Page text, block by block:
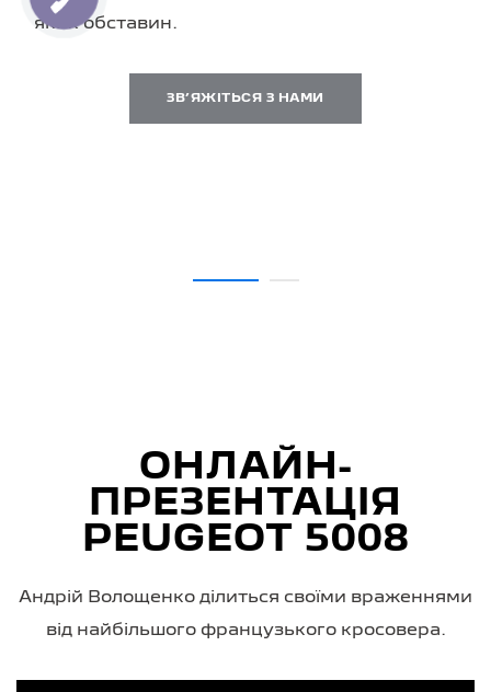
яких обставин.
ЗВʼЯЖІТЬСЯ З НАМИ
ОНЛАЙН-
ПРЕЗЕНТАЦІЯ
PEUGEOT 5008
Андрій Волощенко ділиться своїми враженнями
від найбільшого французького кросовера.